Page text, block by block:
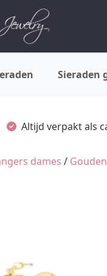
Sieraden
Altijd verpakt als
dames /